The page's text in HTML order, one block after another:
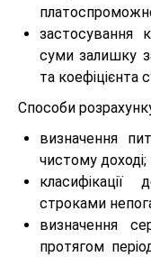
застосування
суми залишку
та коефіцієнта
Способи
визначення
чистому доході;
класифікації
строками
визначення
протягом